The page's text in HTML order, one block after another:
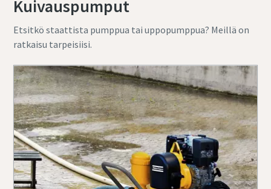
Kuivauspumput
Etsitkö staattista pumppua tai uppopumppua? Meillä on
ratkaisu tarpeisiisi.